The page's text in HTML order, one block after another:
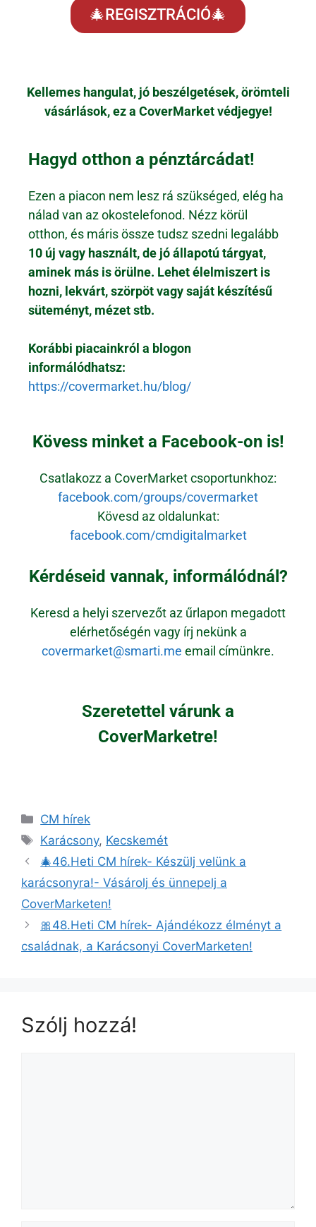
🎄REGISZTRÁCIÓ🎄
Kellemes hangulat, jó beszélgetések, örömteli
vásárlások, ez a CoverMarket védjegye!
Hagyd otthon a pénztárcádat!
Ezen a piacon nem lesz rá szükséged, elég ha
nálad van az okostelefonod. Nézz körül
otthon, és máris össze tudsz szedni legalább
10 új vagy használt, de jó állapotú tárgyat,
aminek más is örülne. Lehet élelmiszert is
hozni, lekvárt, szörpöt vagy saját készítésű
süteményt, mézet stb.
Korábbi piacainkról a blogon
informálódhatsz:
https://covermarket.hu/blog/
Kövess minket a Facebook-on is!
Csatlakozz a CoverMarket csoportunkhoz:
facebook.com/groups/covermarket
Kövesd az oldalunkat:
facebook.com/cmdigitalmarket
Kérdéseid vannak, informálódnál?
Keresd a helyi szervezőt az űrlapon megadott
elérhetőségén vagy írj nekünk a
covermarket@smarti.me email címünkre.
Szeretettel várunk a
CoverMarketre!
CM hírek
Karácsony, Kecskemét
🎄46.Heti CM hírek- Készülj velünk a
karácsonyra!- Vásárolj és ünnepelj a
CoverMarketen!
🎀48.Heti CM hírek- Ajándékozz élményt a
családnak, a Karácsonyi CoverMarketen!
Szólj hozzá!